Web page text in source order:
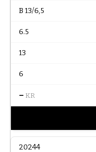
B 13/6,5
6.5
13
6
– KR
20244